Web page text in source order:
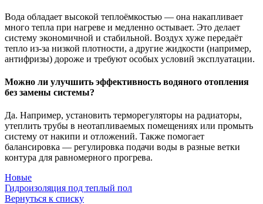
Вода обладает высокой теплоёмкостью — она накапливает
много тепла при нагреве и медленно остывает. Это делает
систему экономичной и стабильной. Воздух хуже передаёт
тепло из-за низкой плотности, а другие жидкости (например,
антифризы) дороже и требуют особых условий эксплуатации.
Можно ли улучшить эффективность водяного отопления
без замены системы?
Да. Например, установить терморегуляторы на радиаторы,
утеплить трубы в неотапливаемых помещениях или промыть
систему от накипи и отложений. Также помогает
балансировка — регулировка подачи воды в разные ветки
контура для равномерного прогрева.
Новые
Гидроизоляция под теплый пол
Вернуться к списку